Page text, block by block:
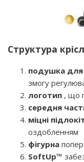
Структура
подушка для
змогу
логотип , що
середня
міцні
оздобленням
фігурна
SoftUp™